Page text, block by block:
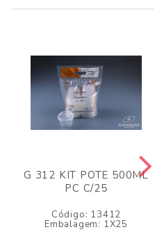
G 312 KIT POTE 500ML
PC C/25
Código: 13412
Embalagem: 1X25